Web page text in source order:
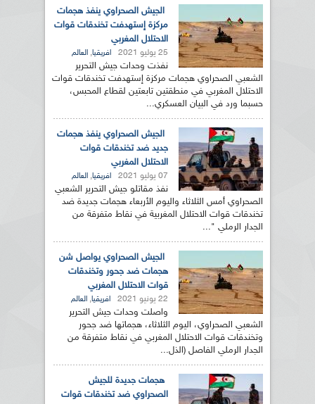
الجيش الصحراوي ينفذ هجمات
مركزة إستهدفت تخندقات قوات
الاحتلال المغربي
25 يوليو 2021 افريقيا, العالم
نفذت وحدات جيش التحرير
الشعبي الصحراوي هجمات مركزة إستهدفت تخندقات قوات
الاحتلال المغربي في منطقتين تابعتين لقطاع المحبس،
حسبما ورد في البيان العسكري...
الجيش الصحراوي ينفذ هجمات
جديد ضد تخندقات قوات
الاحتلال المغربي
07 يوليو 2021 افريقيا, العالم
نفذ مقاتلو جيش التحرير الشعبي
الصحراوي أمس الثلاثاء واليوم الأربعاء هجمات جديدة ضد
تخندقات قوات الاحتلال المغربية في نقاط متفرقة من
الجدار الرملي "...
الجيش الصحراوي يواصل شن
هجمات ضد جحور وتخندقات
قوات الاحتلال المغربي
22 يونيو 2021 افريقيا, العالم
واصلت وحدات جيش التحرير
الشعبي الصحراوي، اليوم الثلاثاء، هجماتها ضد جحور
وتخندقات قوات الاحتلال المغربي في نقاط متفرقة من
الجدار الرملي الفاصل (الذل...
هجمات جديدة للجيش
الصحراوي ضد تخندقات قوات